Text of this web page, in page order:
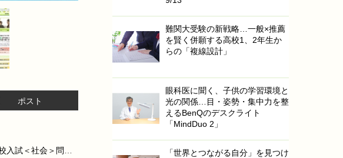
ポスト
【高校受験2017】新潟県公立高校入試＜社会＞問題・正答
難関大受験の新戦略…一般×推薦
を賢く併願する高校1、2年生か
らの「複線設計」
眼科医に聞く、子供の学習環境と
光の関係…目・姿勢・集中力を整
えるBenQのデスクライト
「MindDuo 2」
「世界とつながる自分」を見つけ